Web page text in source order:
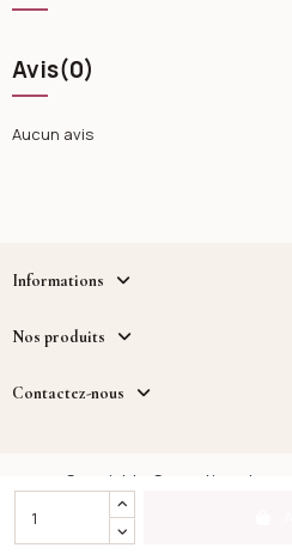
Avis(0)
Aucun avis
Informations
Nos produits
Contactez-nous
Copyright - Cosmetique.tn -